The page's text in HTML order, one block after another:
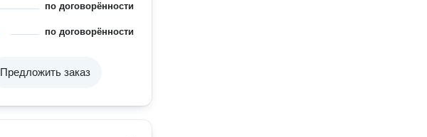
по договорённости
по договорённости
Предложить заказ